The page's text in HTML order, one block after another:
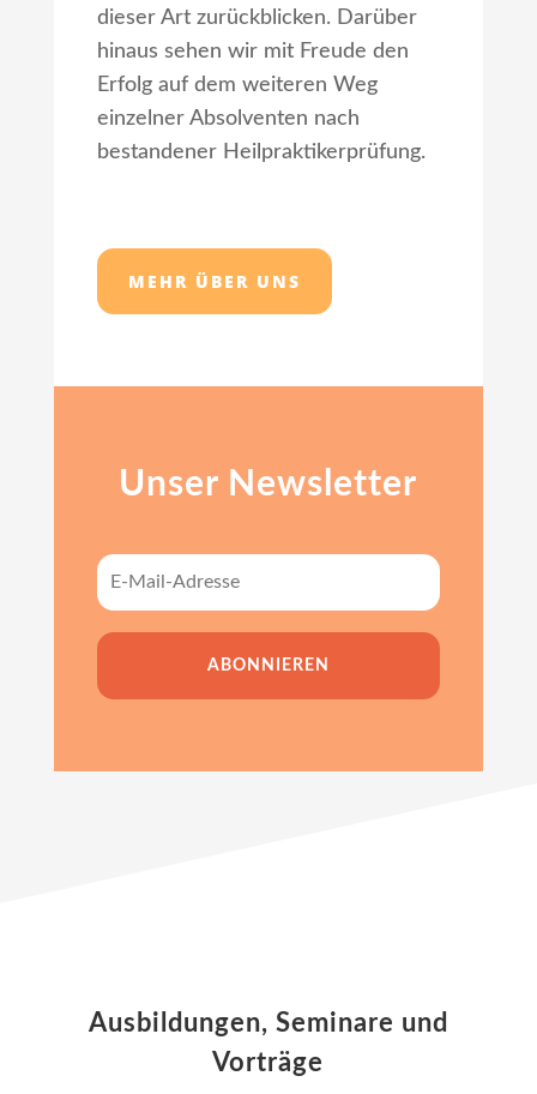
dieser Art zurückblicken. Darüber
hinaus sehen wir mit Freude den
Erfolg auf dem weiteren Weg
einzelner Absolventen nach
bestandener Heilpraktikerprüfung.
MEHR ÜBER UNS
Unser Newsletter
ABONNIEREN
Ausbildungen, Seminare und
Vorträge